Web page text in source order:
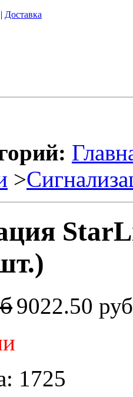
| Доставка
>
9022.50
1725